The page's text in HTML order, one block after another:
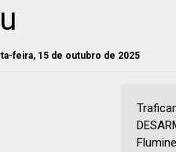
feira, 15 de outubro de 2025